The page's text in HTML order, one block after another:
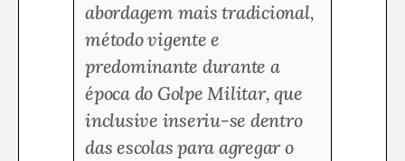
abordagem mais tradicional,
método vigente e
predominante durante a
época do Golpe Militar, que
inclusive inseriu-se dentro
das escolas para agregar o